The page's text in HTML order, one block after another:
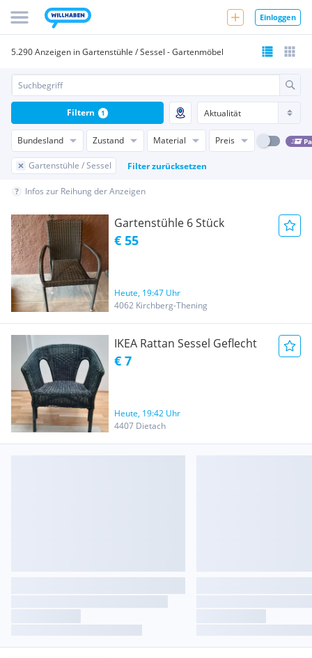
Einloggen
5.290 Anzeigen in Gartenstühle / Sessel - Gartenmöbel
Bundesland Zustand Material Preis
Gartenstühle / Sessel Filter zurücksetzen
Filtern 1
Infos zur Reihung der Anzeigen
Gartenstühle 6 Stück
€ 55
Heute, 19:47 Uhr
4062 Kirchberg-Thening
IKEA Rattan Sessel Geflecht
€ 7
Heute, 19:42 Uhr
4407 Dietach